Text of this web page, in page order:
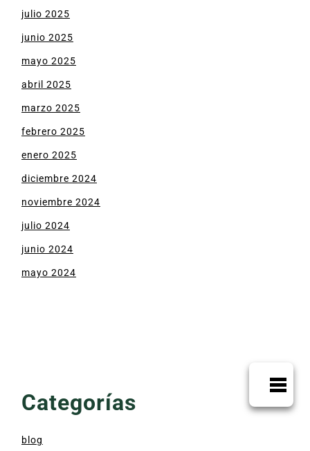
julio 2025
junio 2025
mayo 2025
abril 2025
marzo 2025
febrero 2025
enero 2025
diciembre 2024
noviembre 2024
julio 2024
junio 2024
mayo 2024
Categorías
blog